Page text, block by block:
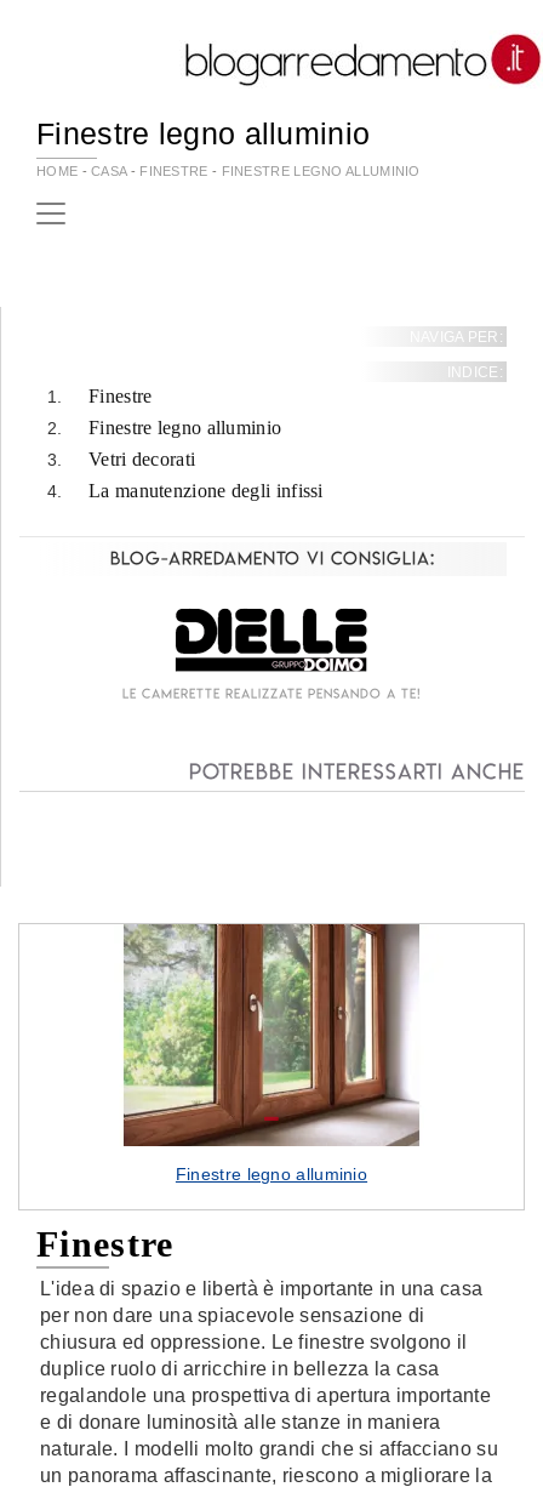
Finestre legno alluminio
HOME -CASA- FINESTRE - FINESTRE LEGNO ALLUMINIO
Finestre legno alluminio
Finestre
L'idea di spazio e libertà è importante in una casa
per non dare una spiacevole sensazione di
chiusura ed oppressione. Le finestre svolgono il
duplice ruolo di arricchire in bellezza la casa
regalandole una prospettiva di apertura importante
e di donare luminosità alle stanze in maniera
naturale. I modelli molto grandi che si affacciano su
un panorama affascinante, riescono a migliorare la
NAVIGA PER:
INDICE:
Finestre
Finestre legno alluminio
Vetri decorati
La manutenzione degli infissi
Blog-Arredamento vi consiglia:
Le camerette realizzate pensando a te!
Potrebbe interessarti anche